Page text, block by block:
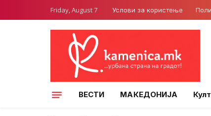
Friday, August 7 Услови за користење
ВЕСТИ МАКЕДОНИЈА